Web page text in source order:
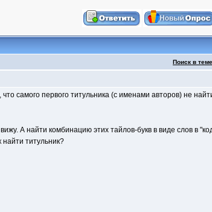
Поиск в теме
самого первого титульника (с именами авторов) не
А найти комбинацию этих тайлов-букв в виде слов в
титульник?